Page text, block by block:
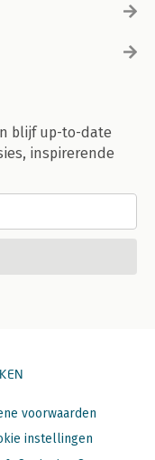
blijf up-to-date
inspirerende
voorwaarden
instellingen